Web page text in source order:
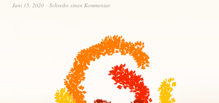
Juni 15, 2020 Schreibe einen Kommentar